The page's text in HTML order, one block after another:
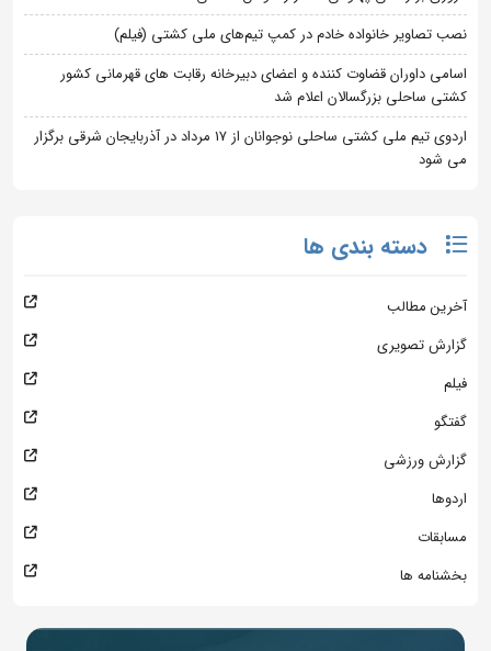
نصب تصاویر خانواده خادم در کمپ تیم‌های ملی کشتی (فیلم)
اسامی داوران قضاوت کننده و اعضای دبیرخانه رقابت های قهرمانی کشور
کشتی ساحلی بزرگسالان اعلام شد
اردوی تیم ملی کشتی ساحلی نوجوانان از 17 مرداد در آذربایجان شرقی برگزار
می شود
دسته بندی ها
آخرین مطالب
گزارش تصویری
فیلم
گفتگو
گزارش ورزشی
اردوها
مسابقات
بخشنامه ها